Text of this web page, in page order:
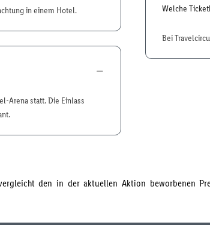
in einem Hotel.
Arena statt. Die Einlass
Welche
Bei
den in der aktuellen Aktion beworbenen